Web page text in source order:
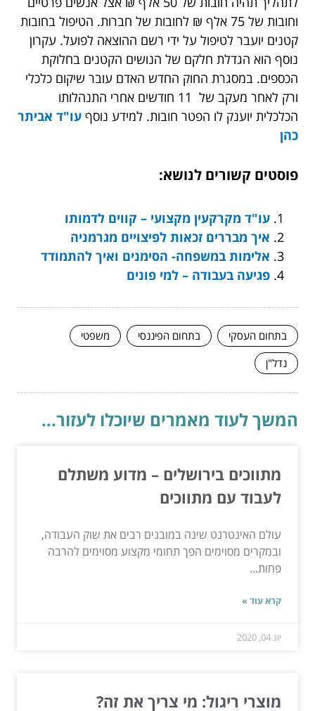
וחובות של 75 אלף ₪ לחובות של חברות. הטיפול בחובות
קטנים יועבר לטיפול על ידי רשם ההוצאה לפועל. עקרון
נוסף הוא הגדלת חלקם של הנושים הקטנים בחלוקת
הכספים. במסגרת החוק החדש האדם עובר שיקום כלכלי
ורק לאחר מעקב של 11 חודשים אחרי התנהלותו
הכלכלית יוענק לו הפטר חובות. למידע נוסף עו"ד אביתר
כהן
פוסטים קשורים לנושא:
עו"ד מקרקעין מקצועי – קווים לדמותו
איך מבררים זכאות לפיצויים מגרמניה
אלימות במשפחה- הסימנים ואיך להתמודד
פגיעה בעבודה – למי פונים
בתחום העסקי בתחום הפיננסי
משפטי
נדל"ן
המשך לעוד מאמרים שיוכלו לעזור...
מתווכים בירושלים – מדוע משתלם
לעבוד עם מתווכים
עולם האינטרנט שינה במובנים רבים את שוק העבודה,
ובמקרים מסוימים הפך תחומי מקצוע מסוימים להרבה
פחות...
קרא עוד »
יונ 04, 2020
מוצרי ריגול: מי צריך את זה?